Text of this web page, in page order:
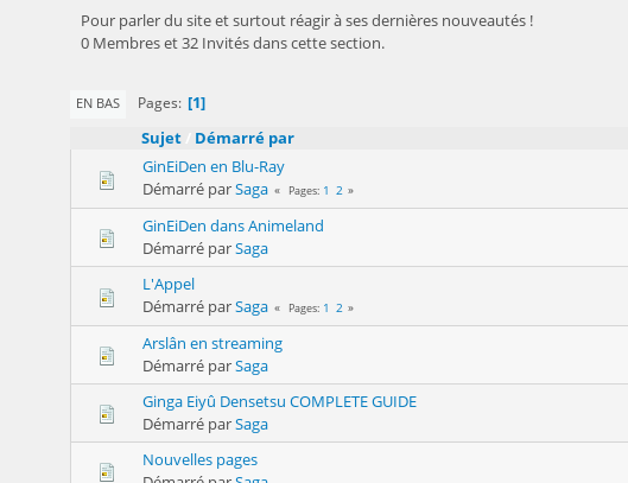
Pour parler du site et surtout réagir à ses dernières nouveautés !
0 Membres et 32 Invités dans cette section.
EN BAS Pages
1
Sujet
Démarré par
GinEiDen en Blu-Ray
Démarré parSaga Pages 1 2
GinEiDen dans Animeland
Démarré parSaga
L'Appel
Démarré parSaga Pages 1 2
Arslân en streaming
Démarré parSaga
Ginga Eiyû Densetsu COMPLETE GUIDE
Démarré parSaga
Nouvelles pages